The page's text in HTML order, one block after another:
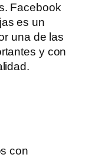
Facebook
es un
una de las
y con
con